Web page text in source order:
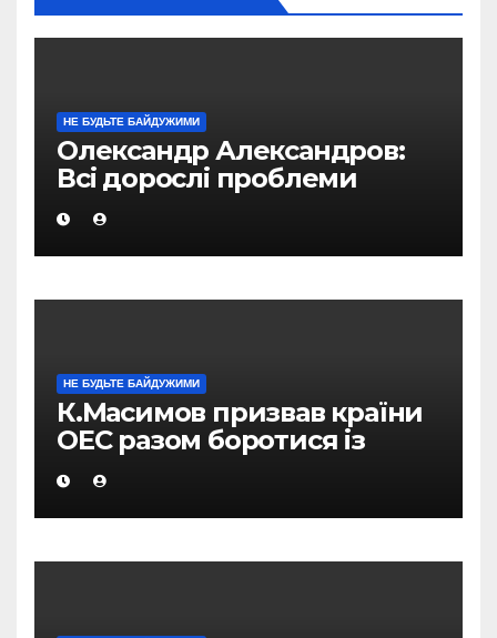
НЕ БУДЬТЕ БАЙДУЖИМИ
Олександр Александров:
Всі дорослі проблеми
«родом з дитинства»
НЕ БУДЬТЕ БАЙДУЖИМИ
К.Масимов призвав країни
ОЕС разом боротися із
стихійними лихами в
регіоні і їх наслідками